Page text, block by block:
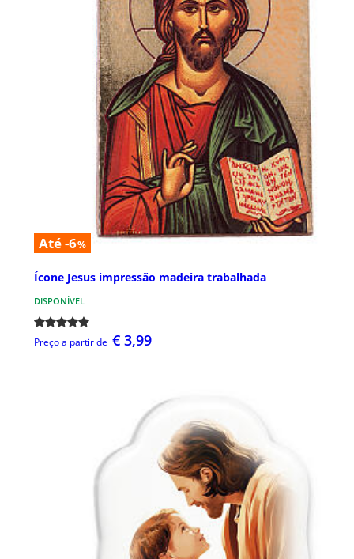
Até -6%
Ícone Jesus impressão madeira trabalhada
DISPONÍVEL
Preço a partir de € 3,99